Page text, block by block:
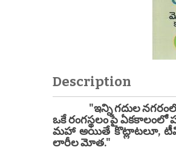
Description
"ఇన్ని గదుల నగరంలో
ఒకే రంగస్థలం పై
మహా అయితే కొట్లాటలూ, టీవి
లారీల మోత."